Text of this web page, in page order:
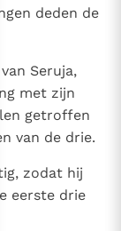
deden de
Seruja,
met zijn
getroffen
van de drie.
zodat hij
eerste drie